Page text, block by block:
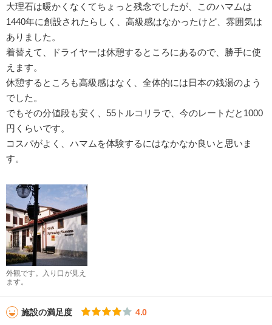
大理石は暖かくなくてちょっと残念でしたが、このハマムは
1440年に創設されたらしく、高級感はなかったけど、雰囲気は
ありました。
着替えて、ドライヤーは休憩するところにあるので、勝手に使
えます。
休憩するところも高級感はなく、全体的には日本の銭湯のよう
でした。
でもその分値段も安く、55トルコリラで、今のレートだと1000
円くらいです。
コスパがよく、ハマムを体験するにはなかなか良いと思いま
す。
外観です。入り口が見え
ます。
施設の満足度 4.0